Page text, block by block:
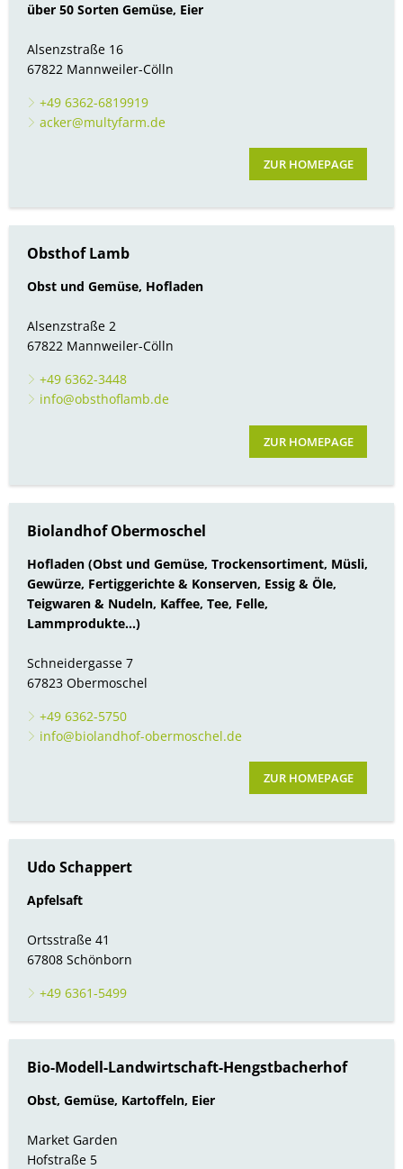
über 50 Sorten Gemüse, Eier
Alsenzstraße 16
67822 Mannweiler-Cölln
+49 6362-6819919
acker@multyfarm.de
ZUR HOMEPAGE
Obsthof Lamb
Obst und Gemüse, Hofladen
Alsenzstraße 2
67822 Mannweiler-Cölln
+49 6362-3448
info@obsthoflamb.de
ZUR HOMEPAGE
Biolandhof Obermoschel
Hofladen (Obst und Gemüse, Trockensortiment, Müsli,
Gewürze, Fertiggerichte & Konserven, Essig & Öle,
Teigwaren & Nudeln, Kaffee, Tee, Felle,
Lammprodukte...)
Schneidergasse 7
67823 Obermoschel
+49 6362-5750
info@biolandhof-obermoschel.de
ZUR HOMEPAGE
Udo Schappert
Apfelsaft
Ortsstraße 41
67808 Schönborn
+49 6361-5499
Bio-Modell-Landwirtschaft-Hengstbacherhof
Obst, Gemüse, Kartoffeln, Eier
Market Garden
Hofstraße 5